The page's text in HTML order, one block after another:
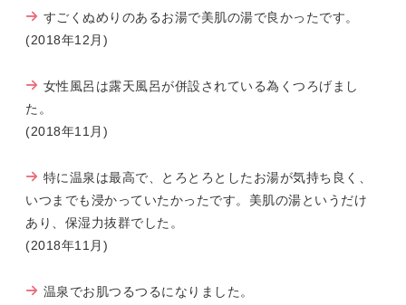
すごくぬめりのあるお湯で美肌の湯で良かったです。
(2018年12月)
女性風呂は露天風呂が併設されている為くつろげまし
た。
(2018年11月)
特に温泉は最高で、とろとろとしたお湯が気持ち良く、
いつまでも浸かっていたかったです。美肌の湯というだけ
あり、保湿力抜群でした。
(2018年11月)
温泉でお肌つるつるになりました。